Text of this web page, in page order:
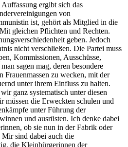
ergibt sich das
von
ist, gehört als Mitglied in die
gleichen Pflichten und Rechten.
geben. Jedoch
nicht verschließen. Die Partei muss
Kommissionen, Ausschüsse,
sagen mag, deren besondere
Frauenmassen zu wecken, mit der
unter ihrem Einfluss zu halten.
ganz systematisch unter diesen
müssen die Erweckten schulen und
unter Führung der
und ausrüsten. Ich denke dabei
ob sie nun in der Fabrik oder
Mir sind dabei auch die
die Kleinbürgerinnen der